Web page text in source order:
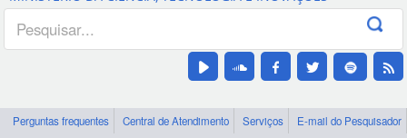
Canais
Perguntas frequentes Central de Atendimento Serviços
E-mail do Pesquisador